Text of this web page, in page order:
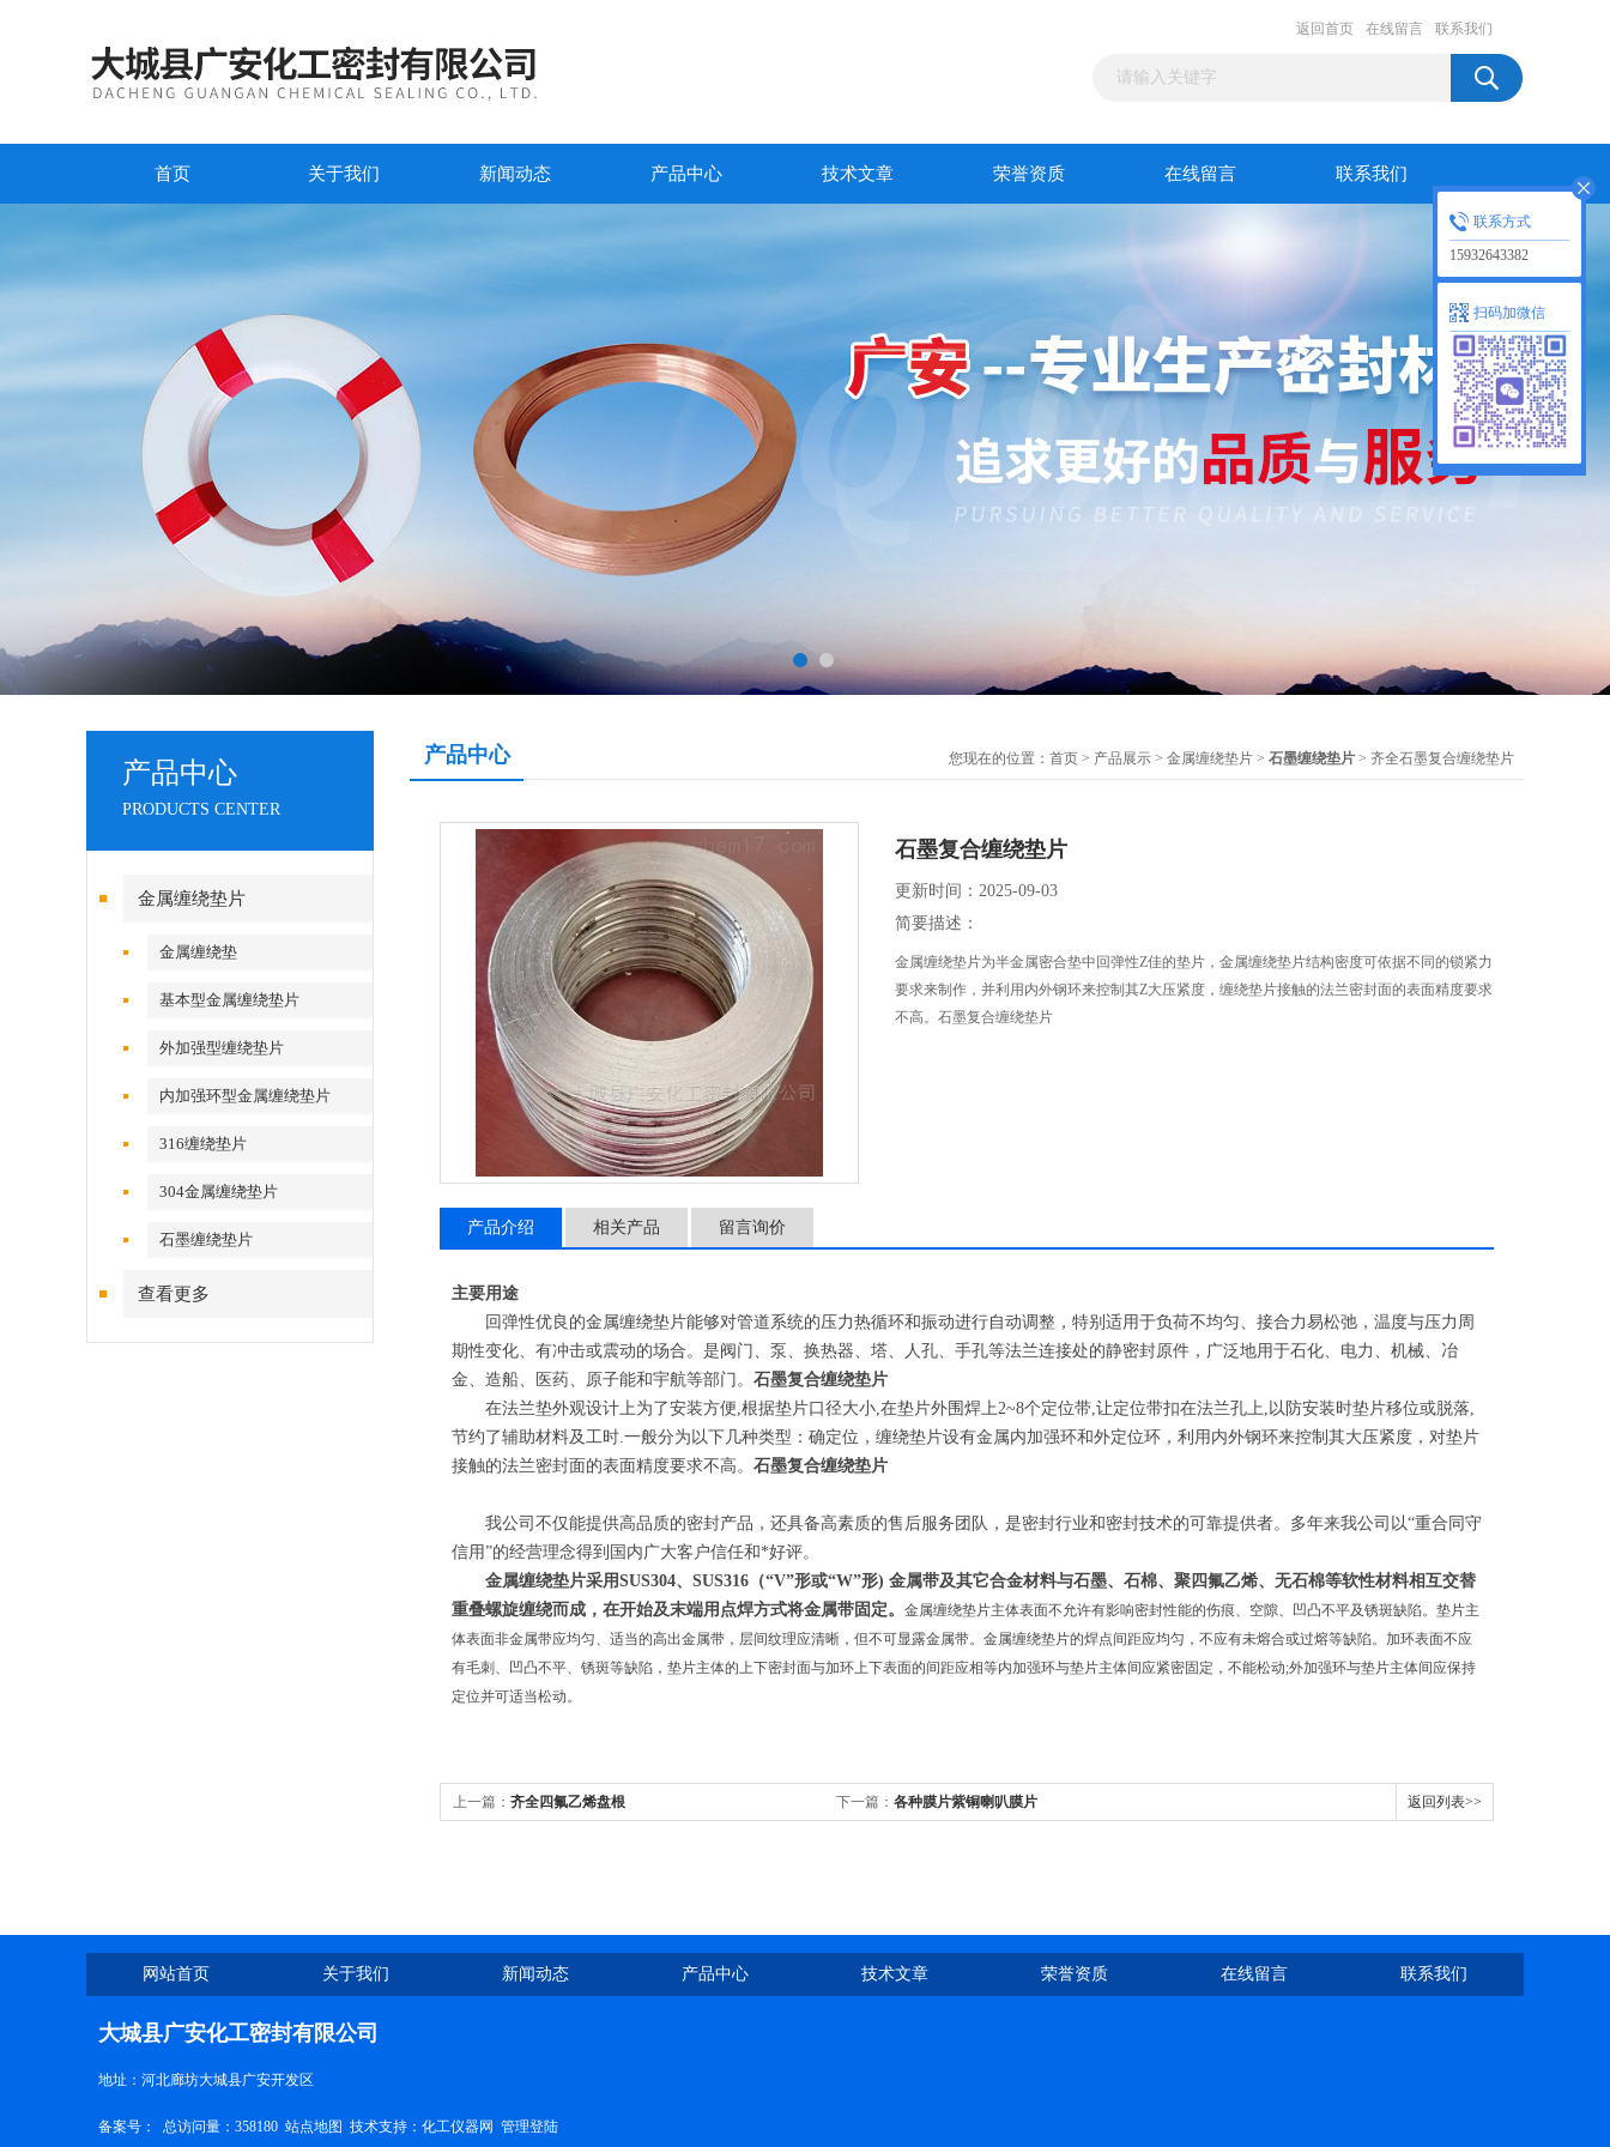
返回首页 在线留言 联系我们
首页 关于我们 新闻动态 产品中心 技术文章 荣誉资质 在线留言 联系我们
产品中心
PRODUCTS CENTER
金属缠绕垫片
金属缠绕垫
基本型金属缠绕垫片
外加强型缠绕垫片
内加强环型金属缠绕垫片
316缠绕垫片
304金属缠绕垫片
石墨缠绕垫片
查看更多
产品中心 您现在的位置： 首页 > 产品展示 > 金属缠绕垫片 > 石墨缠绕垫片 > 齐全石墨复合缠绕垫片
石墨复合缠绕垫片
更新时间：2025-09-03
简要描述：
金属缠绕垫片为半金属密合垫中回弹性Z佳的垫片，金属缠绕垫片结构密度可依据不同的锁紧力
要求来制作，并利用内外钢环来控制其Z大压紧度，缠绕垫片接触的法兰密封面的表面精度要求
不高。石墨复合缠绕垫片
产品介绍 相关产品 留言询价
主要用途
回弹性优良的金属缠绕垫片能够对管道系统的压力热循环和振动进行自动调整，特别适用于负荷不均匀、接合力易松弛，温度与压力周
期性变化、有冲击或震动的场合。是阀门、泵、换热器、塔、人孔、手孔等法兰连接处的静密封原件，广泛地用于石化、电力、机械、冶
金、造船、医药、原子能和宇航等部门。 石墨复合缠绕垫片
在法兰垫外观设计上为了安装方便,根据垫片口径大小,在垫片外围焊上2~8个定位带,让定位带扣在法兰孔上,以防安装时垫片移位或脱落,
节约了辅助材料及工时.一般分为以下几种类型：确定位，缠绕垫片设有金属内加强环和外定位环，利用内外钢环来控制其大压紧度，对垫片
接触的法兰密封面的表面精度要求不高。 石墨复合缠绕垫片
我公司不仅能提供高品质的密封产品，还具备高素质的售后服务团队，是密封行业和密封技术的可靠提供者。多年来我公司以“重合同守
信用”的经营理念得到国内广大客户信任和*好评。
金属缠绕垫片采用SUS304、SUS316（“V”形或“W”形) 金属带及其它合金材料与石墨、石棉、聚四氟乙烯、无石棉等软性材料相互交替
重叠螺旋缠绕而成，在开始及末端用点焊方式将金属带固定。 金属缠绕垫片主体表面不允许有影响密封性能的伤痕、空隙、凹凸不平及锈斑缺陷。垫片主
体表面非金属带应均匀、适当的高出金属带，层间纹理应清晰，但不可显露金属带。金属缠绕垫片的焊点间距应均匀，不应有未熔合或过熔等缺陷。加环表面不应
有毛刺、凹凸不平、锈斑等缺陷，垫片主体的上下密封面与加环上下表面的间距应相等内加强环与垫片主体间应紧密固定，不能松动;外加强环与垫片主体间应保持
定位并可适当松动。
上一篇： 齐全四氟乙烯盘根 下一篇： 各种膜片紫铜喇叭膜片 返回列表>>
网站首页 关于我们 新闻动态 产品中心 技术文章 荣誉资质 在线留言 联系我们
大城县广安化工密封有限公司
地址：河北廊坊大城县广安开发区
备案号： 总访问量：358180 站点地图 技术支持： 化工仪器网 管理登陆
联系方式
15932643382
扫码加微信